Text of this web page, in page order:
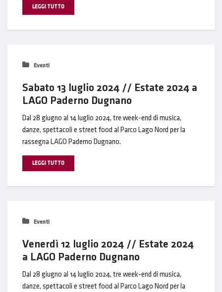
LEGGI TUTTO
Eventi
Sabato 13 luglio 2024 // Estate 2024 a
LAGO Paderno Dugnano
Dal 28 giugno al 14 luglio 2024, tre week-end di musica,
danze, spettacoli e street food al Parco Lago Nord per la
rassegna LAGO Paderno Dugnano.
LEGGI TUTTO
Eventi
Venerdì 12 luglio 2024 // Estate 2024
a LAGO Paderno Dugnano
Dal 28 giugno al 14 luglio 2024, tre week-end di musica,
danze, spettacoli e street food al Parco Lago Nord per la